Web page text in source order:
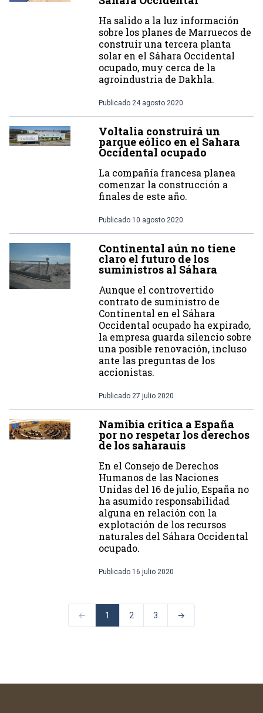
Ha salido a la luz información
sobre los planes de Marruecos de
construir una tercera planta
solar en el Sáhara Occidental
ocupado, muy cerca de la
agroindustria de Dakhla.
Publicado 24 agosto 2020
Voltalia construirá un
parque eólico en el Sahara
Occidental ocupado
La compañía francesa planea
comenzar la construcción a
finales de este año.
Publicado 10 agosto 2020
Continental aún no tiene
claro el futuro de los
suministros al Sáhara
Aunque el controvertido
contrato de suministro de
Continental en el Sáhara
Occidental ocupado ha expirado,
la empresa guarda silencio sobre
una posible renovación, incluso
ante las preguntas de los
accionistas.
Publicado 27 julio 2020
Namibia critica a España
por no respetar los derechos
de los saharauis
En el Consejo de Derechos
Humanos de las Naciones
Unidas del 16 de julio, España no
ha asumido responsabilidad
alguna en relación con la
explotación de los recursos
naturales del Sáhara Occidental
ocupado.
Publicado 16 julio 2020
← 1 2 3 →